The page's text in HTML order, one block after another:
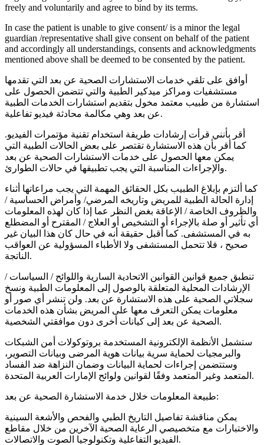
freely and voluntarily and agree to bind by its terms.
In case the patient is unable to give consent/ is a minor the legal
guardian /representative shall give consent on behalf of the patient
and accordingly all understandings, consents and acknowledgments
mentioned above shall be deemed to be consented by the patient.
أوافق على تلقي خدمات الاستشارات الصحية عن بعد التي تقدمها
مستشفيات ومراكز ميدكير الطبية والتي تتضمن الحصول على
استشارة من طبيب معتمد مخول بتقديم استشارات الخدمات الطبية
عن بعد وهي مكالمة محادثة فيديو تفاعلية.
أقر بأنني قرأت إرشادات طريقة استخدام تقنية مؤتمرات الفيديو.
كما أقر بأن هذه الاستشارة تقتصر على بعض الحالات الطبية التي
يمكن معها الحصول على خدمات الاستشارات الصحية عن بعد
والإجراءات المناسبة التي يجب تطبيقها في حالات الطوارئ.
كما ألتزم بإبلاغ الطبيب بكل الحقائق المهمة التي يجب مراعاتها أثناء
إدارة الحالة الطبية للمريض وتاريخه المرضي/ وأمراض الحساسية /
والظروف الخاصة / الإعاقة بغض النظر عما إذا كان لهذه المعلومات
أي تأثير أو صلة بالإجراء أو التشخيص أو العلاج / المقترح أو المضطلع
به في المستشفى. كما أقبل حقيقة أنه في حال كان هذا البيان غير
صحيح ، فلا تتحمل المستشفى ولا الأطباء المسؤولية عن العواقب
الناتجة.
تنطبق جميع قوانين القوانين الاتحادية السارية واللوائح / السياسات /
الإرشادات المحلية المتعلقة بالوصول إلى المعلومات الطبية ونسخ
سجلاتي الصحية على هذه الاستشارة عن بعد. ولن تنشر أي صور أو
معلومات يمكن التعرف معها على المريض بشأن هذه الخدمات
الصحية عن بعد إلى كيانات أخرى دون موافقتي الشخصية.
ستشمل الأنظمة الإلكترونية المستخدمة بروتوكولات أمن الشبكات
والبرمجيات لحماية سرية بيانات هوية المرضى وبيانات التصوير،
وستتضمن إجراءات لحماية البيانات وضمان النزاهة ضد الفساد
المتعمد وغير المتعمد وفقًا لقوانين ولوائح الإمارات العربية المتحدة.
طبيعة المعلومات خلال خدمة الاستشارة الصحية عن بعد:
يمكن مناقشة تفاصيل التاريخ الطبي والفحص والأشعة السينية
والاختبارات مع متخصيصي الرعاية الصحية الآخرين من خلال مقاطع
الفيديو التفاعلية وتكنولوجيا الصوت والاتصالات.